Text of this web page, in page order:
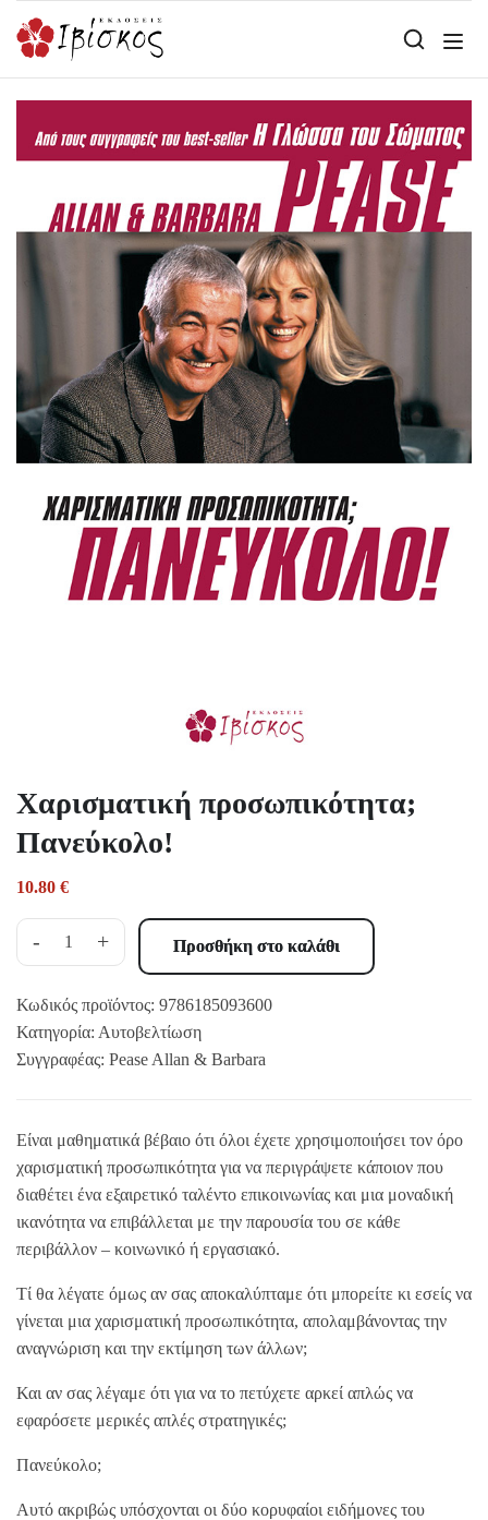
Χαρισματική προσωπικότητα;
Πανεύκολο!
10.80 €
- + Προσθήκη στο καλάθι
Κωδικός προϊόντος: 9786185093600
Κατηγορία: Αυτοβελτίωση
Συγγραφέας: Pease Allan & Barbara
Είναι μαθηματικά βέβαιο ότι όλοι έχετε χρησιμοποιήσει τον όρο
χαρισματική προσωπικότητα για να περιγράψετε κάποιον που
διαθέτει ένα εξαιρετικό ταλέντο επικοινωνίας και μια μοναδική
ικανότητα να επιβάλλεται με την παρουσία του σε κάθε
περιβάλλον – κοινωνικό ή εργασιακό.
Τί θα λέγατε όμως αν σας αποκαλύπταμε ότι μπορείτε κι εσείς να
γίνεται μια χαρισματική προσωπικότητα, απολαμβάνοντας την
αναγνώριση και την εκτίμηση των άλλων;
Και αν σας λέγαμε ότι για να το πετύχετε αρκεί απλώς να
εφαρόσετε μερικές απλές στρατηγικές;
Πανεύκολο;
Αυτό ακριβώς υπόσχονται οι δύο κορυφαίοι ειδήμονες του